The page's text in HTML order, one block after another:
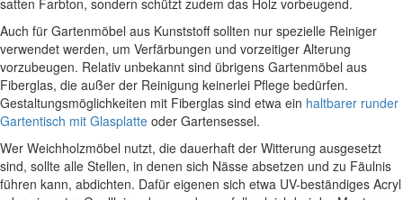
Auch für Gartenmöbel aus Kunststoff sollten nur spezielle Reiniger
verwendet werden, um Verfärbungen und vorzeitiger Alterung
vorzubeugen. Relativ unbekannt sind übrigens Gartenmöbel aus
Fiberglas, die außer der Reinigung keinerlei Pflege bedürfen.
Gestaltungsmöglichkeiten mit Fiberglas sind etwa ein haltbarer runder
Gartentisch mit Glasplatte oder Gartensessel.
Wer Weichholzmöbel nutzt, die dauerhaft der Witterung ausgesetzt
sind, sollte alle Stellen, in denen sich Nässe absetzen und zu Fäulnis
führen kann, abdichten. Dafür eigenen sich etwa UV-beständiges Acryl